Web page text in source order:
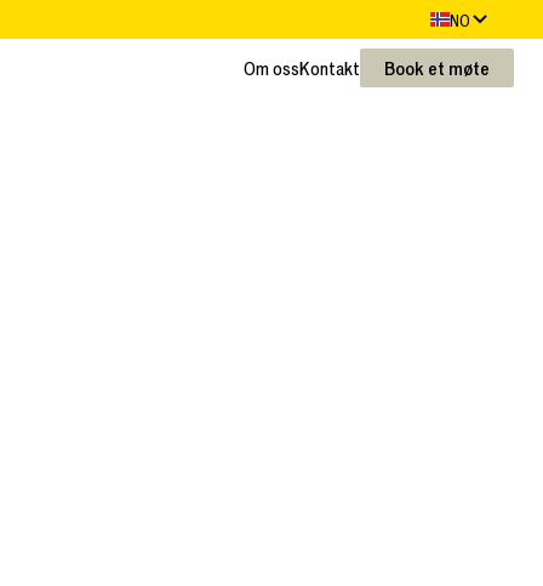
NO
Om ossKontakt
Book et møte